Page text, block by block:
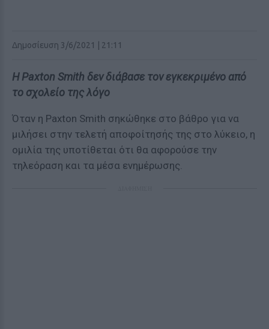
Δημοσίευση 3/6/2021 | 21:11
Η Paxton Smith δεν διάβασε τον εγκεκριμένο από
το σχολείο της λόγο
Όταν η Paxton Smith σηκώθηκε στο βάθρο για να
μιλήσει στην τελετή αποφοίτησής της στο λύκειο, η
ομιλία της υποτίθεται ότι θα αφορούσε την
τηλεόραση και τα μέσα ενημέρωσης.